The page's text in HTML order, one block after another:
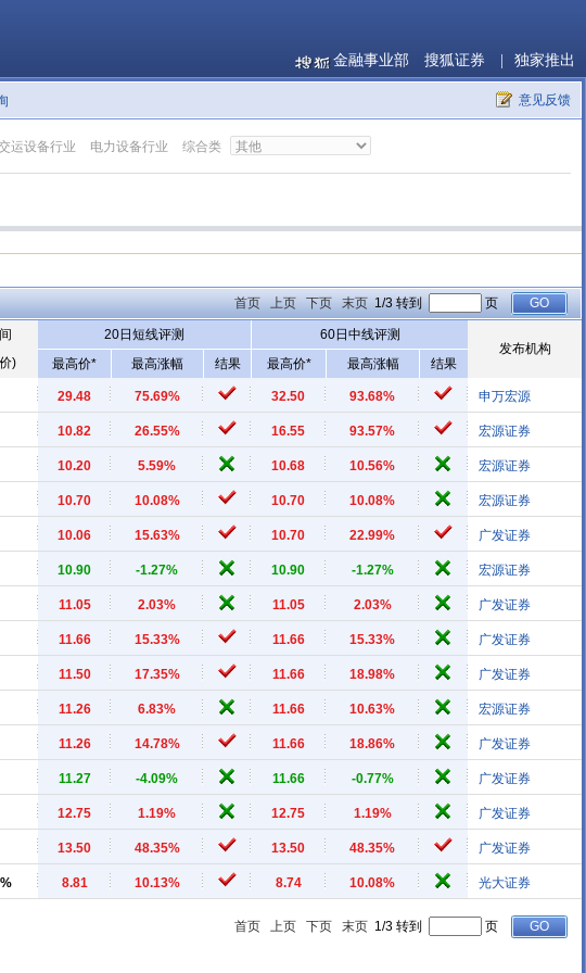
金融事业部 搜狐证券 独家推出
意见反馈
运设备行业 电力设备行业 综合类
首页 上页 下页 末页 1/3 转到 页
)
20日短线评测
60日中线评测
发布机构
最高价*
最高涨幅 结果 最高价* 最高涨幅 结果
29.48 75.69% 32.50 93.68% 申万宏源
10.82 26.55% 16.55 93.57% 宏源证券
10.20 5.59% 10.68 10.56% 宏源证券
10.70 10.08% 10.70 10.08% 宏源证券
10.06 15.63% 10.70 22.99% 广发证券
10.90 -1.27% 10.90 -1.27% 宏源证券
11.05 2.03% 11.05 2.03% 广发证券
11.66 15.33% 11.66 15.33% 广发证券
11.50 17.35% 11.66 18.98% 广发证券
11.26 6.83% 11.66 10.63% 宏源证券
11.26 14.78% 11.66 18.86% 广发证券
11.27 -4.09% 11.66 -0.77% 广发证券
12.75 1.19% 12.75 1.19% 广发证券
13.50 48.35% 13.50 48.35% 广发证券
8.81 10.13% 8.74 10.08% 光大证券
首页 上页 下页 末页 1/3 转到 页